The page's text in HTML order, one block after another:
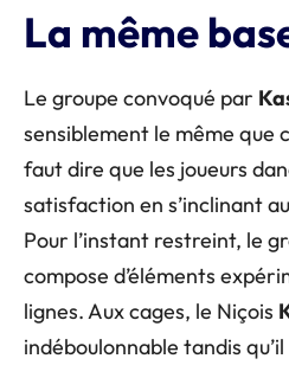
La même
Le groupe convoqué par
sensiblement le même que
faut dire que les joueurs
satisfaction en s’inclinant
Pour l’instant restreint, le
compose d’éléments
lignes. Aux cages, le Niçois
indéboulonnable tandis